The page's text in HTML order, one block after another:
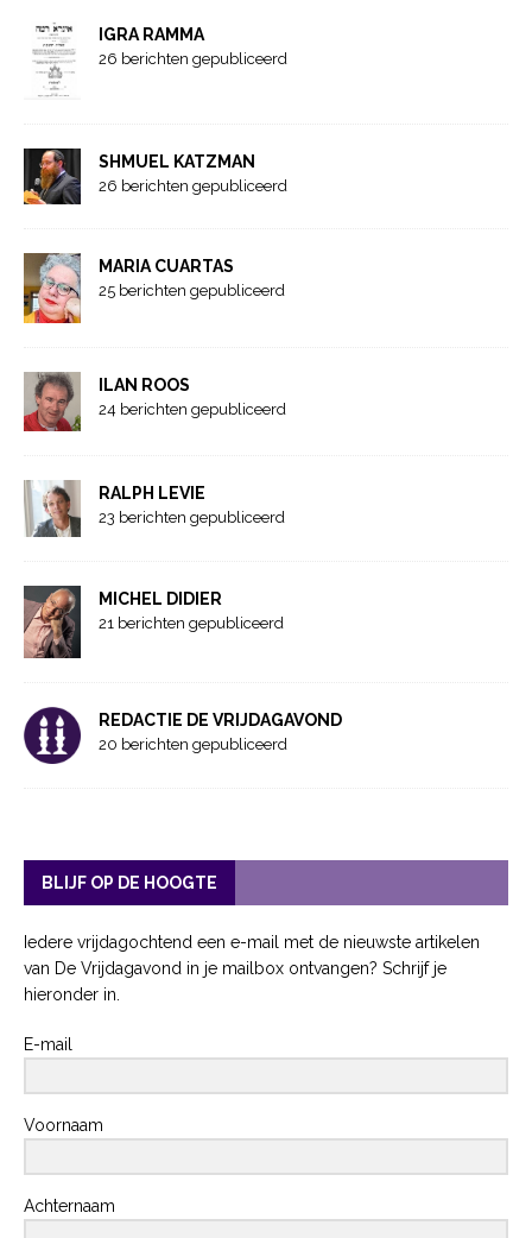
IGRA RAMMA
26 berichten gepubliceerd
SHMUEL KATZMAN
26 berichten gepubliceerd
MARIA CUARTAS
25 berichten gepubliceerd
ILAN ROOS
24 berichten gepubliceerd
RALPH LEVIE
23 berichten gepubliceerd
MICHEL DIDIER
21 berichten gepubliceerd
REDACTIE DE VRIJDAGAVOND
20 berichten gepubliceerd
BLIJF OP DE HOOGTE
Iedere vrijdagochtend een e-mail met de nieuwste artikelen
van De Vrijdagavond in je mailbox ontvangen? Schrijf je
hieronder in.
E-mail
Voornaam
Achternaam